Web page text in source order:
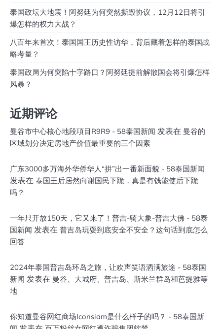
泰国政坛大地震！阿努廷为何突然撕毁协议，12月12日将引
爆怎样的权力大战？
八百年来首次！泰国国王历史性访华，背后藏着怎样的泰国战
略考量？
泰国政局为何突陷十字路口？阿努廷提前解散国会将引爆怎样
风暴？
近期评论
曼谷市中心核心地段項目R9R9 - 58泰国新闻 发表在 曼谷的
区域划分决定房地产价值最重要的三个因素
广东3000多万海外华侨华人“拼”出一番新面貌 - 58泰国新闻
发表在 泰国王后居然向谢国民下跪，真是有钱能使后下跪
吗？
一年只开放150天，它又来了！普吉-骑大象-普吉大佛 - 58泰
国新闻 发表在 普吉岛玩耍到底安全不安全？这句话到底怎么
回答
2024年泰国普吉岛环岛之旅，让欢声笑语洒满旅途 - 58泰国
新闻 发表在 曼谷、大城府、普吉岛、斯米兰群岛和芭提雅等
地
你知道曼谷网红商场Iconsiam是什么样子的吗？ - 58泰国新